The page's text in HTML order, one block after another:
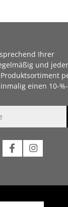
Ihrer
und
einen 10-